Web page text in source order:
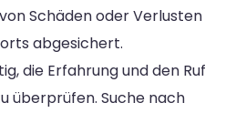
Schäden oder Verlusten
abgesichert.
die Erfahrung und den Ruf
überprüfen. Suche nach